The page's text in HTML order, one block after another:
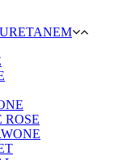
ROSE